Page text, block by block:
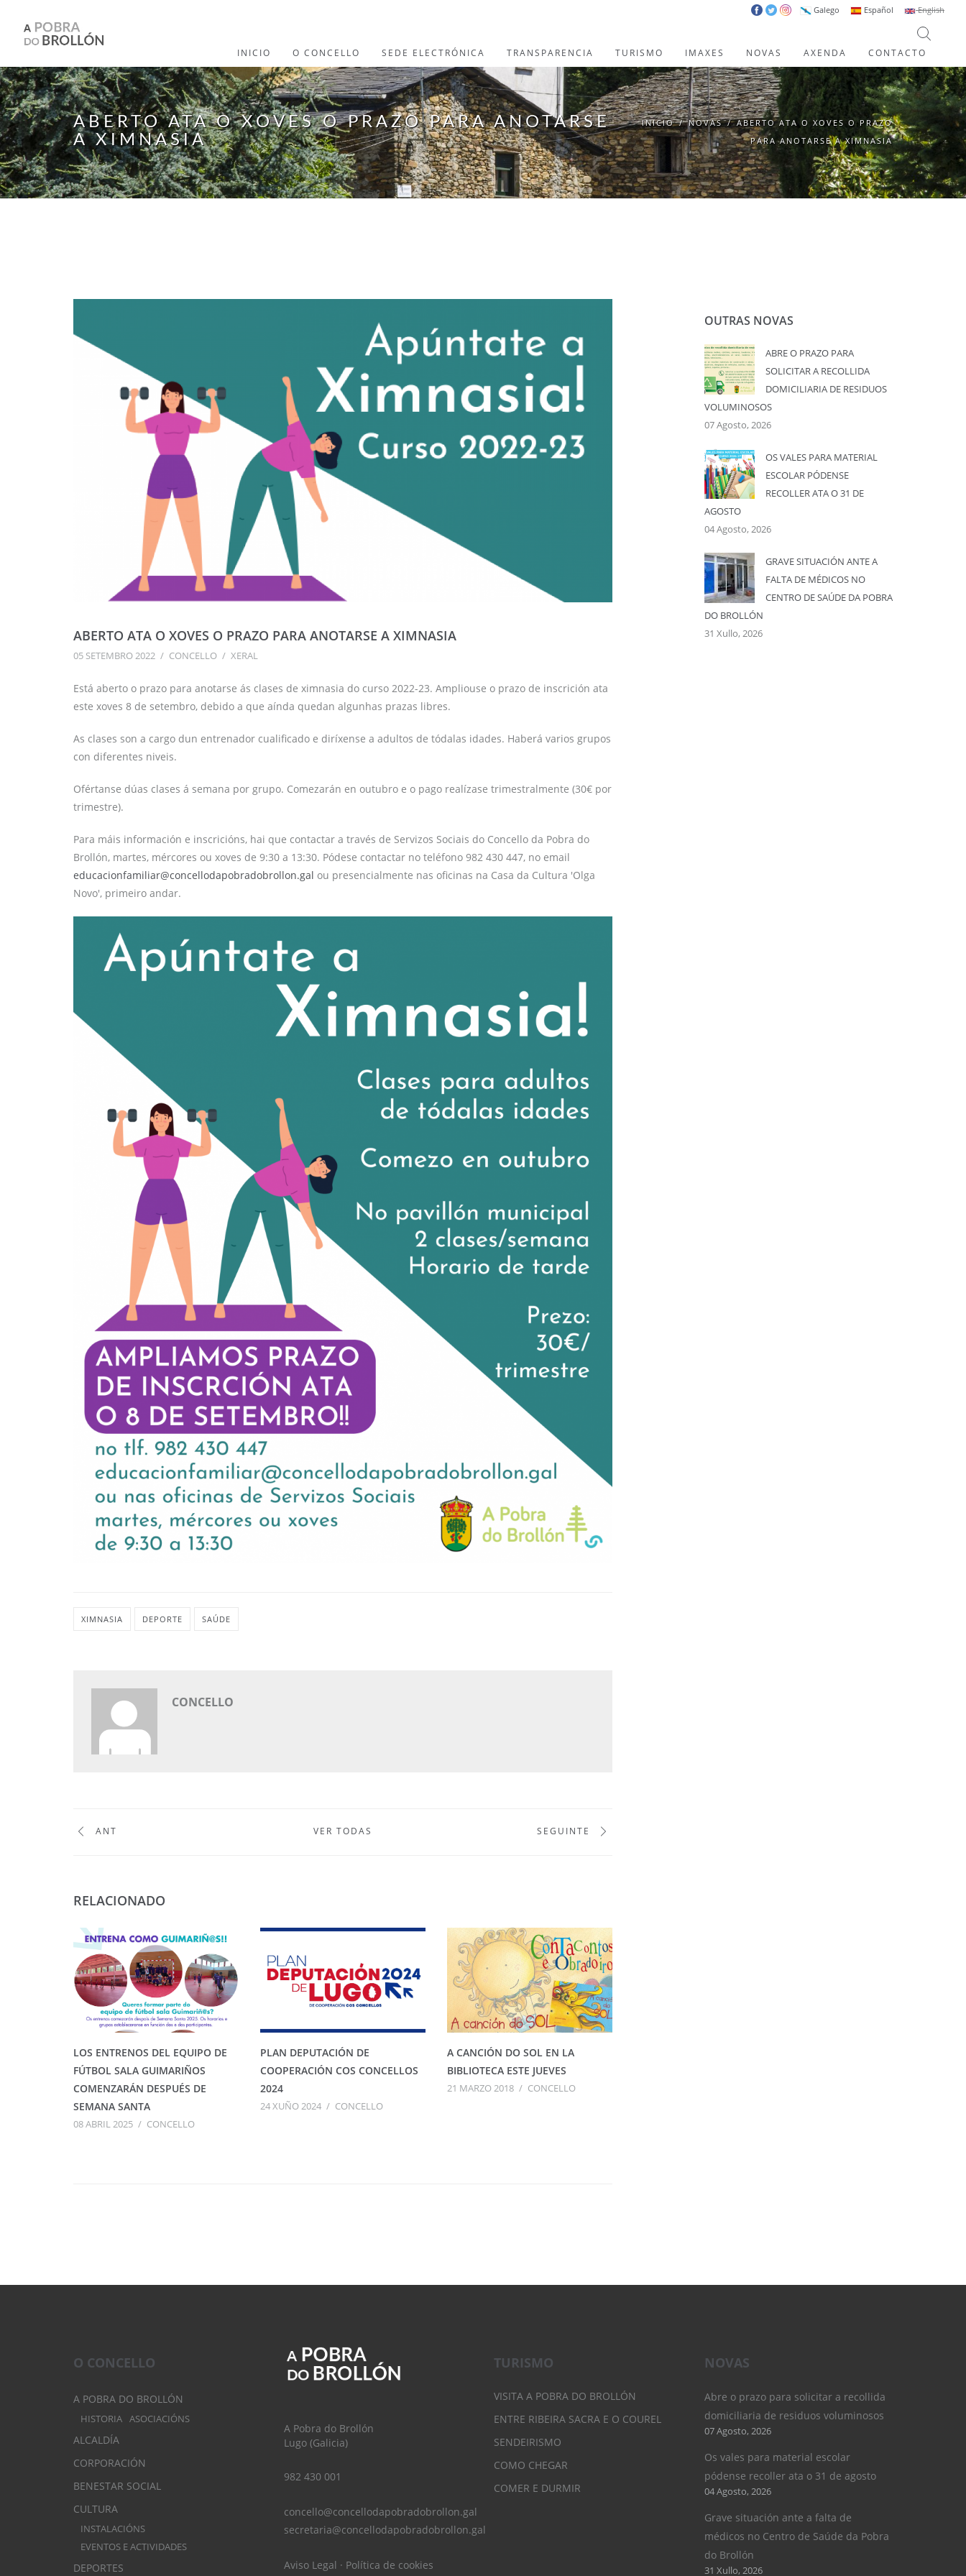
Galego Español English
INICIO O CONCELLO SEDE ELECTRÓNICA TRANSPARENCIA TURISMO IMAXES NOVAS AXENDA CONTACTO
ABERTO ATA O XOVES O PRAZO PARA ANOTARSE
A XIMNASIA
INICIO / NOVAS / ABERTO ATA O XOVES O PRAZO
PARA ANOTARSE A XIMNASIA
ABERTO ATA O XOVES O PRAZO PARA ANOTARSE A XIMNASIA
05 SETEMBRO 2022 / CONCELLO / XERAL
Está aberto o prazo para anotarse ás clases de ximnasia do curso 2022-23. Ampliouse o prazo de inscrición ata
este xoves 8 de setembro, debido a que aínda quedan algunhas prazas libres.
As clases son a cargo dun entrenador cualificado e diríxense a adultos de tódalas idades. Haberá varios grupos
con diferentes niveis.
Ofértanse dúas clases á semana por grupo. Comezarán en outubro e o pago realízase trimestralmente (30€ por
trimestre).
Para máis información e inscricións, hai que contactar a través de Servizos Sociais do Concello da Pobra do
Brollón, martes, mércores ou xoves de 9:30 a 13:30. Pódese contactar no teléfono 982 430 447, no email
educacionfamiliar@concellodapobradobrollon.gal ou presencialmente nas oficinas na Casa da Cultura 'Olga
Novo', primeiro andar.
XIMNASIA DEPORTE SAÚDE
CONCELLO
ANT VER TODAS SEGUINTE
RELACIONADO
LOS ENTRENOS DEL EQUIPO DE
FÚTBOL SALA GUIMARIÑOS
COMENZARÁN DESPUÉS DE
SEMANA SANTA
08 ABRIL 2025 / CONCELLO
PLAN DEPUTACIÓN DE
COOPERACIÓN COS CONCELLOS
2024
24 XUÑO 2024 / CONCELLO
A CANCIÓN DO SOL EN LA
BIBLIOTECA ESTE JUEVES
21 MARZO 2018 / CONCELLO
OUTRAS NOVAS
ABRE O PRAZO PARA
SOLICITAR A RECOLLIDA
DOMICILIARIA DE RESIDUOS
VOLUMINOSOS
07 Agosto, 2026
OS VALES PARA MATERIAL
ESCOLAR PÓDENSE
RECOLLER ATA O 31 DE
AGOSTO
04 Agosto, 2026
GRAVE SITUACIÓN ANTE A
FALTA DE MÉDICOS NO
CENTRO DE SAÚDE DA POBRA
DO BROLLÓN
31 Xullo, 2026
O CONCELLO
A POBRA DO BROLLÓN
HISTORIA ASOCIACIÓNS
ALCALDÍA
CORPORACIÓN
BENESTAR SOCIAL
CULTURA
INSTALACIÓNS
EVENTOS E ACTIVIDADES
DEPORTES
A Pobra do Brollón
Lugo (Galicia)
982 430 001
concello@concellodapobradobrollon.gal
secretaria@concellodapobradobrollon.gal
Aviso Legal · Política de cookies
TURISMO
VISITA A POBRA DO BROLLÓN
ENTRE RIBEIRA SACRA E O COUREL
SENDEIRISMO
COMO CHEGAR
COMER E DURMIR
NOVAS
Abre o prazo para solicitar a recollida
domiciliaria de residuos voluminosos
07 Agosto, 2026
Os vales para material escolar
pódense recoller ata o 31 de agosto
04 Agosto, 2026
Grave situación ante a falta de
médicos no Centro de Saúde da Pobra
do Brollón
31 Xullo, 2026